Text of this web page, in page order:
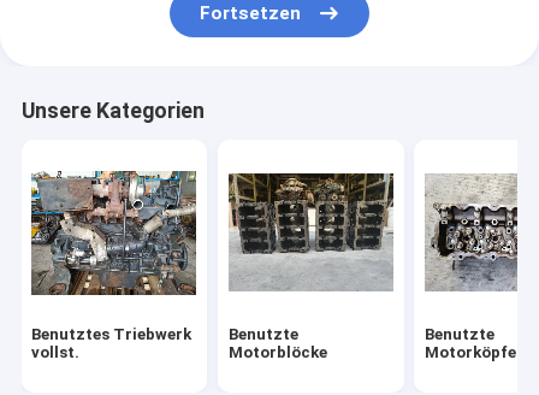
Zweite Handgenerator
Benutzte Pleuelstange
Dieselmotor-Versammlung
Starter-Bewegungszus
Dieselmotor-Turbolader
Fortsetzen
Unsere Kategorien
Benutztes Triebwerk
vollst.
Benutzte
Motorblöcke
Benutzte
Motorköpfe